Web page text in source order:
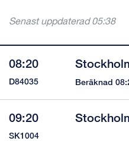
Senast uppdaterad05:38
08:20
D84035 Beräknad
09:20
SK1004